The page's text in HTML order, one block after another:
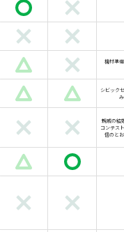
機材準
シビック
親戚の結
コンテス
信のと